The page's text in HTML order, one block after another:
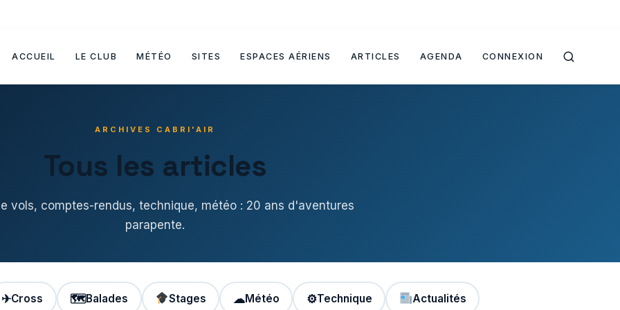
ACCUEIL LE CLUB MÉTÉO SITES ESPACES AÉRIENS ARTICLES AGENDA CONNEXION
ARCHIVES CABRI'AIR
Tous les articles
vols, comptes-rendus, technique, météo : 20 ans d'aventures
parapente.
✈Cross 🗺Balades Stages ☁Météo ⚙Technique Actualités